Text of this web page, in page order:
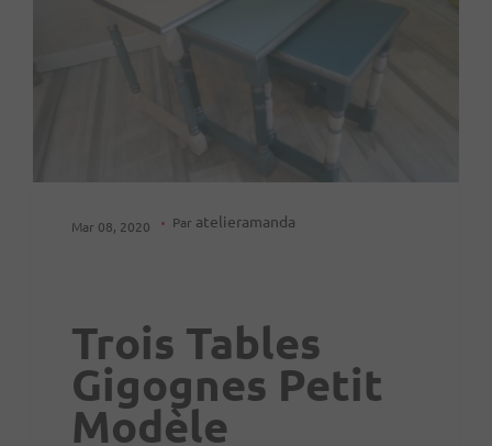
Mar 08, 2020 Par atelieramanda
Trois Tables
Gigognes Petit
Modèle